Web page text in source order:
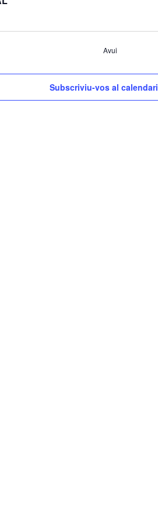
Avui
Subscriviu-vos al calendari